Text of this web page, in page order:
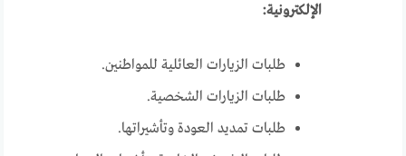
الإلكترونية:
طلبات الزيارات العائلية للمواطنين.
طلبات الزيارات الشخصية.
طلبات تمديد العودة وتأشيراتها.